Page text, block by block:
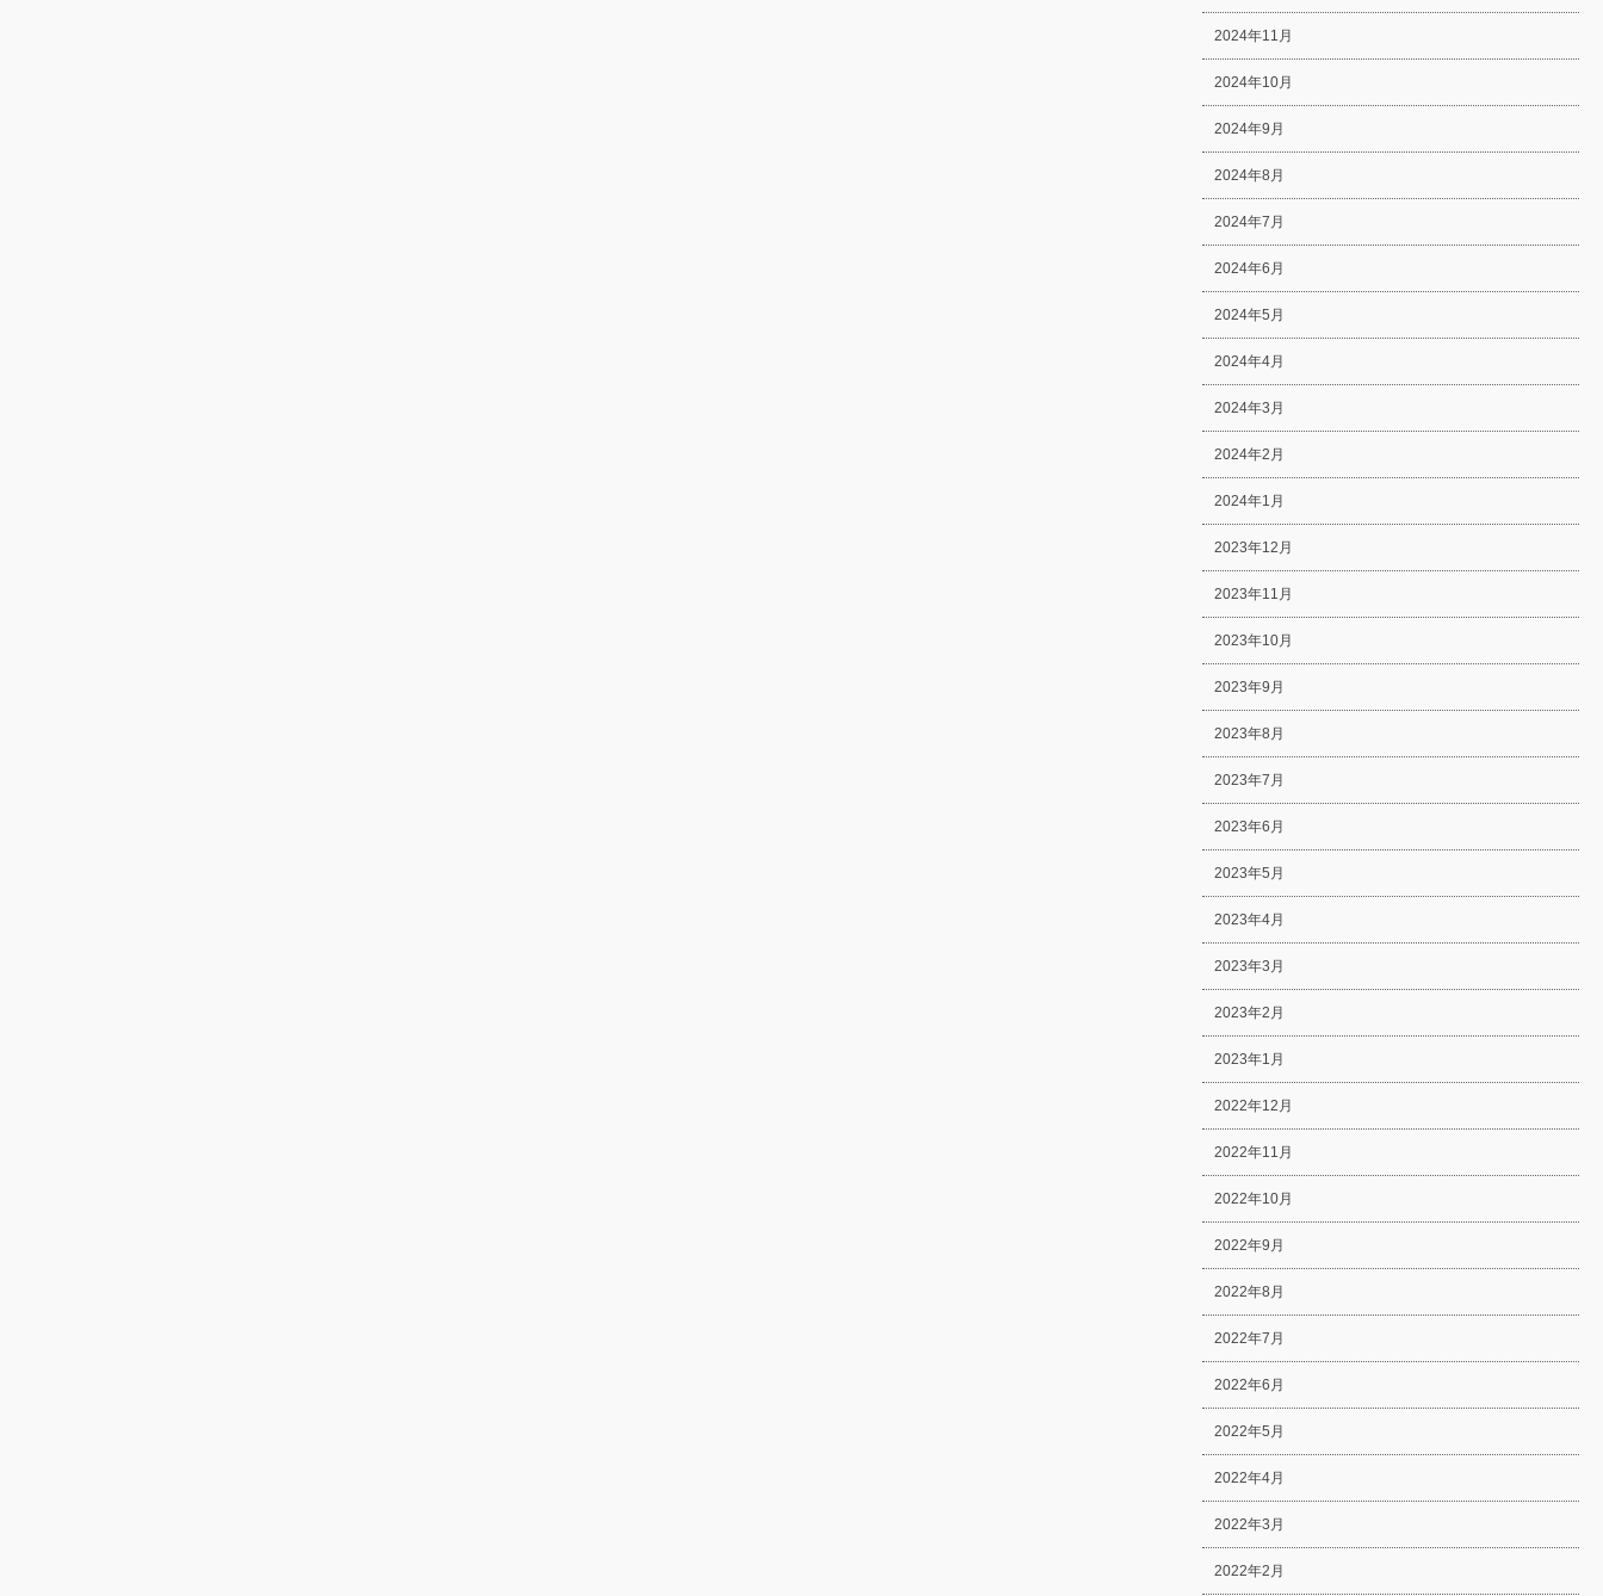
2024年11月
2024年10月
2024年9月
2024年8月
2024年7月
2024年6月
2024年5月
2024年4月
2024年3月
2024年2月
2024年1月
2023年12月
2023年11月
2023年10月
2023年9月
2023年8月
2023年7月
2023年6月
2023年5月
2023年4月
2023年3月
2023年2月
2023年1月
2022年12月
2022年11月
2022年10月
2022年9月
2022年8月
2022年7月
2022年6月
2022年5月
2022年4月
2022年3月
2022年2月